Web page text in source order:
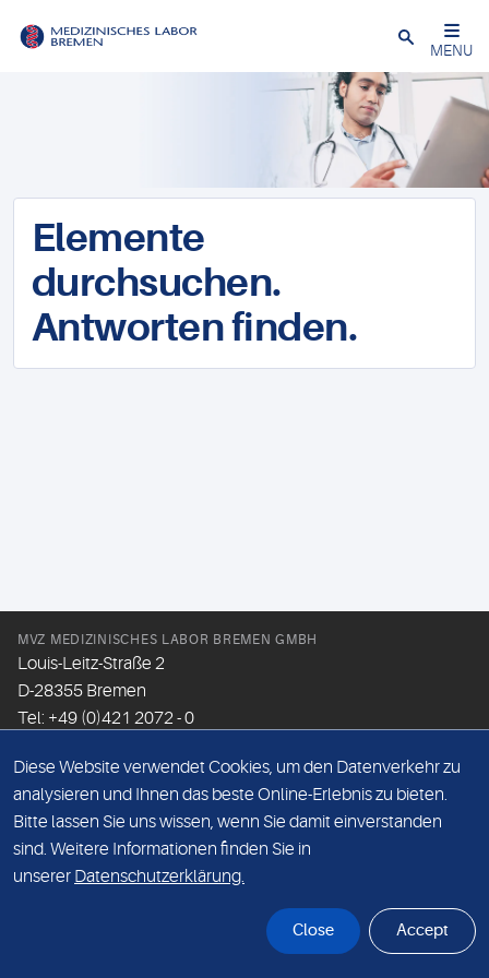
Schließen
MENU
Elemente
durchsuchen.
Antworten finden.
MVZ MEDIZINISCHES LABOR BREMEN GMBH
Louis-Leitz-Straße 2
D-28355 Bremen
Tel: +49 (0)421 2072 - 0
Email:info@mlhb.de
DATENSCHUTZ
IMPRESSUM
Diese Website verwendet Cookies, um den Datenverkehr zu
analysieren und Ihnen das beste Online-Erlebnis zu bieten.
Bitte lassen Sie uns wissen, wenn Sie damit einverstanden
sind. Weitere Informationen finden Sie in
unserer Datenschutzerklärung.
Close Accept